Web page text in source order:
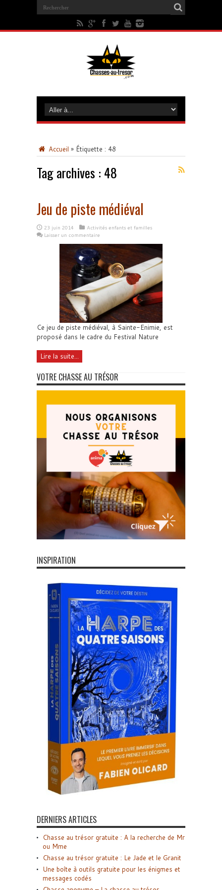
Accueil » Étiquette : 48
Tag archives : 48
Jeu de piste médiéval
23 juin 2014
Activités enfants et familles
Laisser un commentaire
Ce jeu de piste médiéval, à Sainte-Enimie, est
proposé dans le cadre du Festival Nature
Lire la suite...
VOTRE CHASSE AU TRÉSOR
INSPIRATION
DERNIERS ARTICLES
Chasse au trésor gratuite : A la recherche de Mr
ou Mme
Chasse au trésor gratuite : Le Jade et le Granit
Une boîte à outils gratuite pour les énigmes et
messages codés